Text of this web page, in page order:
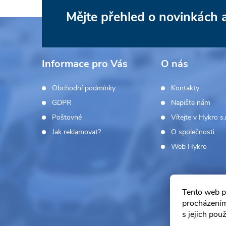
Tento web
s jejich
r
k
v
ý
p
s
u
Z
t
Mějte přehled o novinkách
Informace pro Vás
Obchodní podmínky
GDPR
Poštovné
Jak reklamovat?
O nás
Kontakty
Napište nám
Vítejte v Hykro
O společnosti
Web Hykro